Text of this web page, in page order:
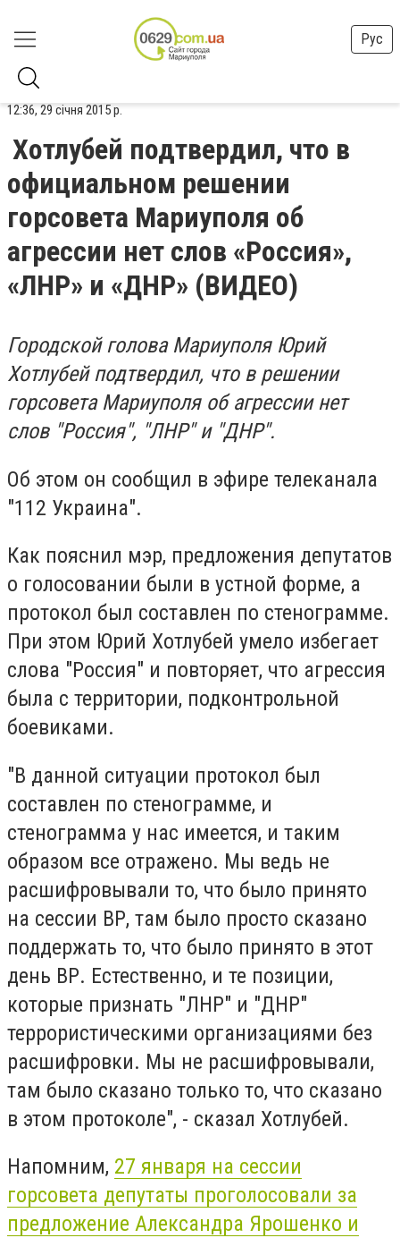
Рус
12:36, 29 січня 2015 р.
Хотлубей подтвердил, что в
официальном решении
горсовета Мариуполя об
агрессии нет слов «Россия»,
«ЛНР» и «ДНР» (ВИДЕО)
Городской голова Мариуполя Юрий
Хотлубей подтвердил, что в решении
горсовета Мариуполя об агрессии нет
слов "Россия", "ЛНР" и "ДНР".
Об этом он сообщил в эфире телеканала
"112 Украина".
Как пояснил мэр, предложения депутатов
о голосовании были в устной форме, а
протокол был составлен по стенограмме.
При этом Юрий Хотлубей умело избегает
слова "Россия" и повторяет, что агрессия
была с территории, подконтрольной
боевиками.
"В данной ситуации протокол был
составлен по стенограмме, и
стенограмма у нас имеется, и таким
образом все отражено. Мы ведь не
расшифровывали то, что было принято
на сессии ВР, там было просто сказано
поддержать то, что было принято в этот
день ВР. Естественно, и те позиции,
которые признать "ЛНР" и "ДНР"
террористическими организациями без
расшифровки. Мы не расшифровывали,
там было сказано только то, что сказано
в этом протоколе", - сказал Хотлубей.
Напомним, 27 января на сессии
горсовета депутаты проголосовали за
предложение Александра Ярошенко и